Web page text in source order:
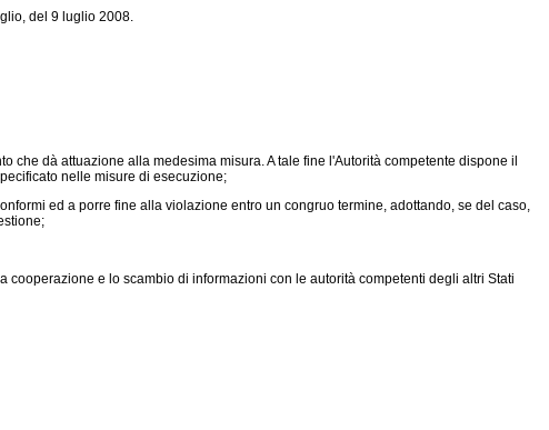
del 9 luglio 2008.
dà attuazione alla medesima misura. A tale fine l'Autorità competente dispone il
nelle misure di esecuzione;
ed a porre fine alla violazione entro un congruo termine, adottando, se del caso,
e lo scambio di informazioni con le autorità competenti degli altri Stati